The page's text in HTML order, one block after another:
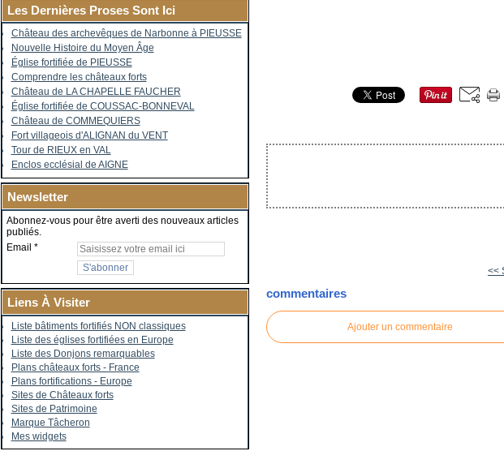
Les Dernières Proses Sont Ici
Château des archevêques de Narbonne à PIEUSSE
Nouvelle Histoire du Moyen Âge
Église fortifiée de PIEUSSE
Comprendre les châteaux forts
Château de LA CHAPELLE FAUCHER
Église fortifiée de COUSSAC-BONNEVAL
Château de COMMEQUIERS
Fort villageois d'ALIGNAN du VENT
Tour de RIEUX en VAL
Enclos ecclésial de AIGNE
Newsletter
Abonnez-vous pour être averti des nouveaux articles
publiés.
Email
Liens À Visiter
Liste bâtiments fortifiés NON classiques
Liste des églises fortifiées en Europe
Liste des Donjons remarquables
Plans châteaux forts - France
Plans fortifications - Europe
Sites de Châteaux forts
Sites de Patrimoine
Marque Tâcheron
Mes widgets
<<
commentaires
Ajouter un commentaire